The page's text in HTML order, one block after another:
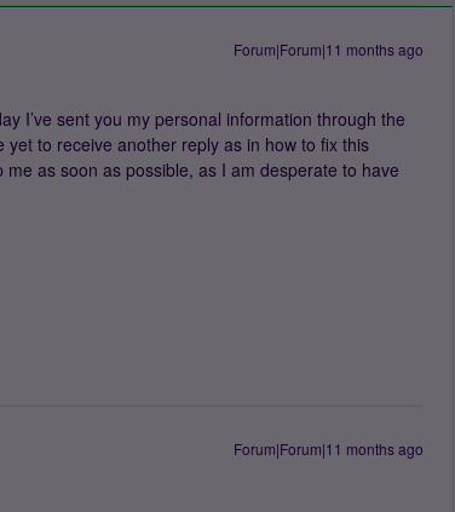
Forum|Forum|11 months ago
I’ve sent you my personal information through the
to receive another reply as in how to fix this
as soon as possible, as I am desperate to have
Forum|Forum|11 months ago